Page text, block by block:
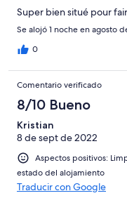
Super bien situé pour
Se alojó 1 noche en agosto
0
Comentario verificado
8/10 Bueno
Kristian
8 de sept de 2022
Aspectos positivos:
estado del alojamiento
Traducir con Google